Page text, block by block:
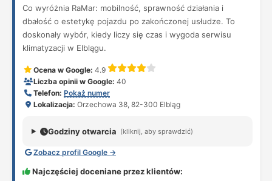
Co wyróżnia RaMar: mobilność, sprawność działania i
dbałość o estetykę pojazdu po zakończonej usłudze. To
doskonały wybór, kiedy liczy się czas i wygoda serwisu
klimatyzacji w Elblągu.
Ocena w Google: 4.9
Liczba opinii w Google: 40
Telefon: Pokaż numer
Lokalizacja: Orzechowa 38, 82-300 Elbląg
Godziny otwarcia (kliknij, aby sprawdzić)
Zobacz profil Google →
Najczęściej doceniane przez klientów: